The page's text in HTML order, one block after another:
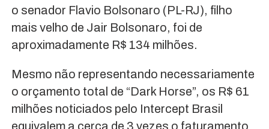
o senador Flavio Bolsonaro (PL-RJ), filho
mais velho de Jair Bolsonaro, foi de
aproximadamente R$ 134 milhões.
Mesmo não representando necessariamente
o orçamento total de “Dark Horse”, os R$ 61
milhões noticiados pelo Intercept Brasil
equivalem a cerca de 3 vezes o faturamento